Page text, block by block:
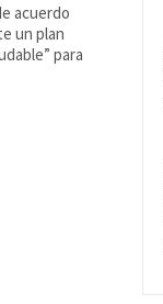
acuerdo
un plan
para